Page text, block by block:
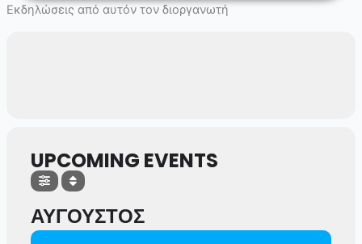
Skip
Εκδηλώσεις από αυτόν τον διοργανωτή
UPCOMING EVENTS
ΑΥΓΟΥΣΤΟΣ